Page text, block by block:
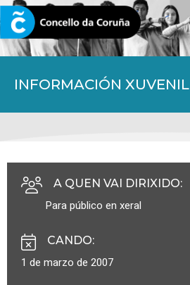
INFORMACIÓN XUVENIL
CORUNA.GAL
A QUEN VAI DIRIXIDO:
Para público en xeral
CANDO:
1 de marzo de 2007